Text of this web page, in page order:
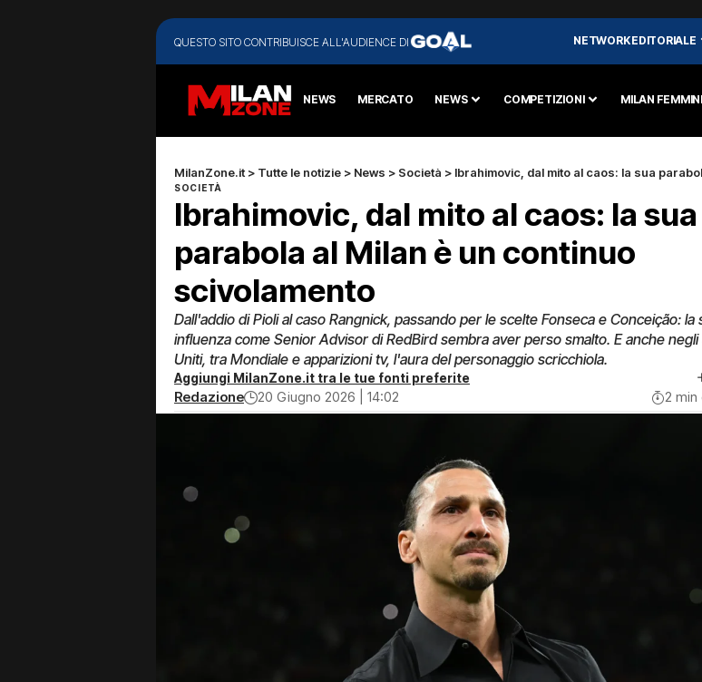
QUESTO SITO CONTRIBUISCE ALL'AUDIENCE DI NETWORK EDITORIALE
NEWS MERCATO NEWS COMPETIZIONI MILAN
MilanZone.it > Tutte le notizie > News > Società > Ibrahimovic, dal mito al caos: la sua parabola al Milan è un continuo
SOCIETÀ
Ibrahimovic, dal mito al caos: la sua
parabola al Milan è un continuo
scivolamento
Dall'addio di Pioli al caso Rangnick, passando per le scelte Fonseca e Conceição: la
influenza come Senior Advisor di RedBird sembra aver perso smalto. E anche negli
Uniti, tra Mondiale e apparizioni tv, l'aura del personaggio scricchiola.
Aggiungi MilanZone.it tra le tue fonti preferite
Redazione 20 Giugno 2026 | 14:02 2 min